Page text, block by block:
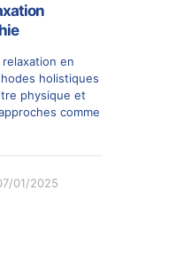
en
holistiques
physique et
comme
01/2025